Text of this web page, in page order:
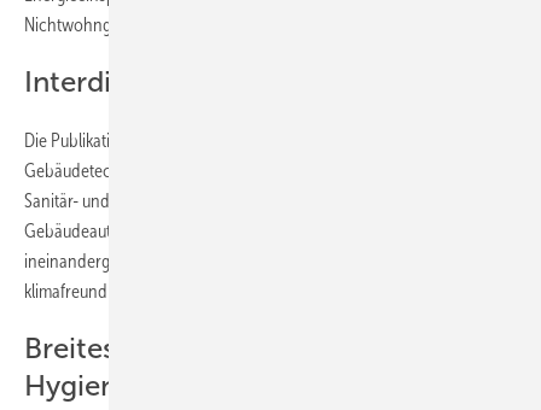
Nichtwohngebäuden und im großvolumigen Wohnungsbau.
Interdisziplinäre Gebäudetechnik
Die Publikation macht deutlich, wie interdisziplinär moderne
Gebäudetechnik heute ist: von der Heizungs-, Lüftungs-, Klima-,
Sanitär- und Elektrotechnik bis hin zur Regelungstechnik und
Gebäudeautomation. Die Beiträge verdeutlichen, wie diese Elemente
ineinandergreifen, um Gebäude effizienter, intelligenter und
klimafreundlicher zu gestalten.
Breites Themenspektrum von
Hygiene bis Digitalisierung